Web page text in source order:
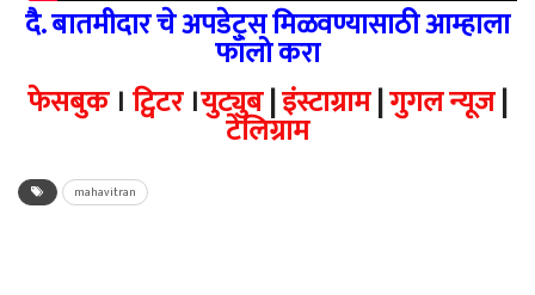
दै. बातमीदार चे अपडेट्स मिळवण्यासाठी आम्हाला
फॉलो करा
फेसबुक। ट्विटर।युट्युब|इंस्टाग्राम|गुगल न्यूज|
टेलिग्राम
mahavitran